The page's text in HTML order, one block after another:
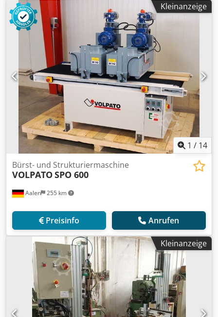
Kleinanzeige
1 / 14
Aalen 255 km
Bürst- und Strukturiermaschine
VOLPATOSPO 600
Preisinfo Anrufen
Kleinanzeige